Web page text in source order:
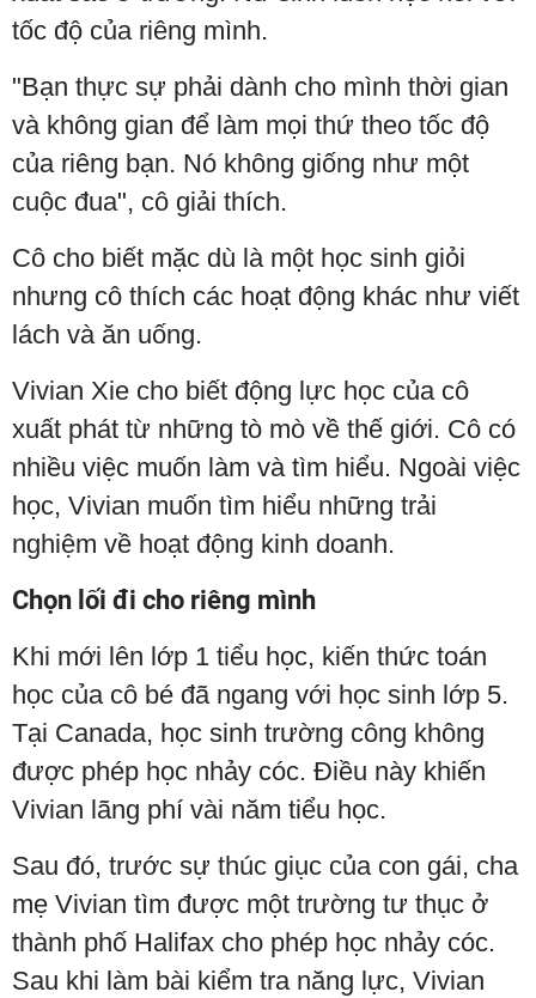
tốc độ của riêng mình.
"Bạn thực sự phải dành cho mình thời gian
và không gian để làm mọi thứ theo tốc độ
của riêng bạn. Nó không giống như một
cuộc đua", cô giải thích.
Cô cho biết mặc dù là một học sinh giỏi
nhưng cô thích các hoạt động khác như viết
lách và ăn uống.
Vivian Xie cho biết động lực học của cô
xuất phát từ những tò mò về thế giới. Cô có
nhiều việc muốn làm và tìm hiểu. Ngoài việc
học, Vivian muốn tìm hiểu những trải
nghiệm về hoạt động kinh doanh.
Chọn lối đi cho riêng mình
Khi mới lên lớp 1 tiểu học, kiến thức toán
học của cô bé đã ngang với học sinh lớp 5.
Tại Canada, học sinh trường công không
được phép học nhảy cóc. Điều này khiến
Vivian lãng phí vài năm tiểu học.
Sau đó, trước sự thúc giục của con gái, cha
mẹ Vivian tìm được một trường tư thục ở
thành phố Halifax cho phép học nhảy cóc.
Sau khi làm bài kiểm tra năng lực, Vivian